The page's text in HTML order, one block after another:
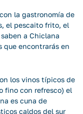
la gastronomía de
el pescaito frito, el
a Chiclana
que encontrarás en
los vinos típicos de
fino con refresco) el
es cuna de
caldos del sur